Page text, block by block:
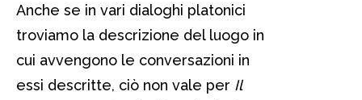
Anche se in vari dialoghi platonici
troviamo la descrizione del luogo in
cui avvengono le conversazioni in
essi descritte, ciò non vale per Il